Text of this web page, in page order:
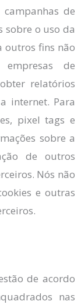
de
sobre o uso da
outros fins não
empresas de
relatórios
internet. Para
pixel tags e
sobre a
de outros
Nós não
e outras
de acordo
nas